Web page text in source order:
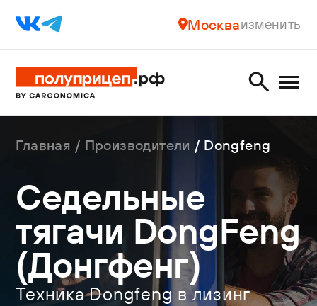
Москваизменить
Главная Производители Dongfeng
Седельные
тягачи DongFeng
(Донгфенг)
Техника Dongfeng в лизинг